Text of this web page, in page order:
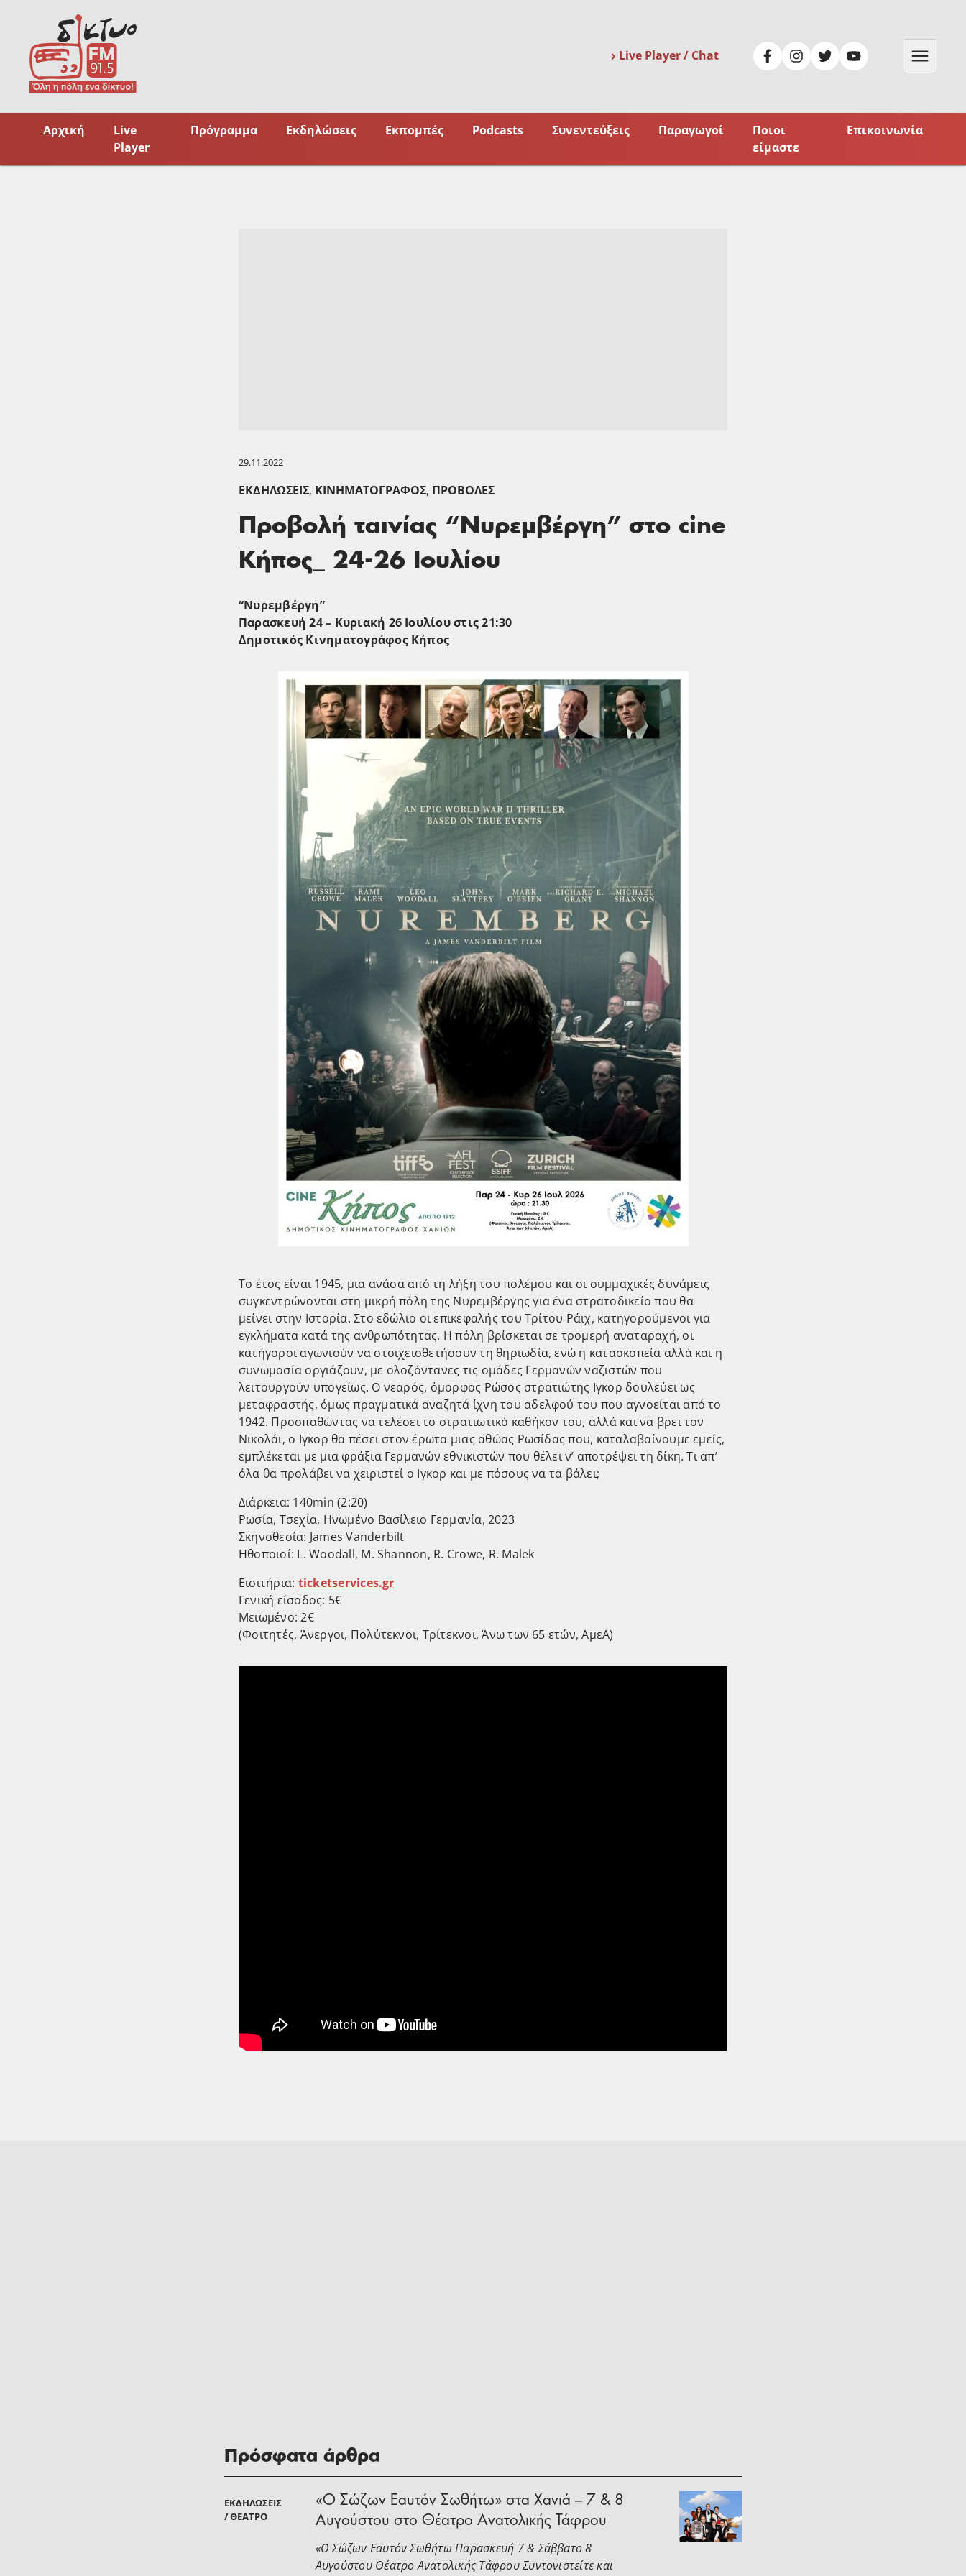
content
Live Player / Chat
Αρχική
Live
Player
Πρόγραμμα Εκδηλώσεις Εκπομπές Podcasts Συνεντεύξεις Παραγωγοί
Ποιοι
είμαστε
Επικοινωνία
29.11.2022
ΕΚΔΗΛΏΣΕΙΣ, ΚΙΝΗΜΑΤΟΓΡΆΦΟΣ, ΠΡΟΒΟΛΈΣ
Προβολή ταινίας “Νυρεμβέργη” στο cine
Κήπος_ 24-26 Ιουλίου
“Νυρεμβέργη”
Παρασκευή 24 – Κυριακή 26 Ιουλίου στις 21:30
Δημοτικός Κινηματογράφος Κήπος
Το έτος είναι 1945, μια ανάσα από τη λήξη του πολέμου και οι συμμαχικές δυνάμεις
συγκεντρώνονται στη μικρή πόλη της Νυρεμβέργης για ένα στρατοδικείο που θα
μείνει στην Ιστορία. Στο εδώλιο οι επικεφαλής του Τρίτου Ράιχ, κατηγορούμενοι για
εγκλήματα κατά της ανθρωπότητας. Η πόλη βρίσκεται σε τρομερή αναταραχή, οι
κατήγοροι αγωνιούν να στοιχειοθετήσουν τη θηριωδία, ενώ η κατασκοπεία αλλά και η
συνωμοσία οργιάζουν, με ολοζόντανες τις ομάδες Γερμανών ναζιστών που
λειτουργούν υπογείως. Ο νεαρός, όμορφος Ρώσος στρατιώτης Ιγκορ δουλεύει ως
μεταφραστής, όμως πραγματικά αναζητά ίχνη του αδελφού του που αγνοείται από το
1942. Προσπαθώντας να τελέσει το στρατιωτικό καθήκον του, αλλά και να βρει τον
Νικολάι, ο Ιγκορ θα πέσει στον έρωτα μιας αθώας Ρωσίδας που, καταλαβαίνουμε εμείς,
εμπλέκεται με μια φράξια Γερμανών εθνικιστών που θέλει ν’ αποτρέψει τη δίκη. Τι απ’
όλα θα προλάβει να χειριστεί ο Ιγκορ και με πόσους να τα βάλει;
Διάρκεια: 140min (2:20)
Ρωσία, Τσεχία, Ηνωμένο Βασίλειο Γερμανία, 2023
Σκηνοθεσία: James Vanderbilt
Ηθοποιοί: L. Woodall, M. Shannon, R. Crowe, R. Malek
Εισιτήρια: ticketservices.gr
Γενική είσοδος: 5€
Μειωμένο: 2€
(Φοιτητές, Άνεργοι, Πολύτεκνοι, Τρίτεκνοι, Άνω των 65 ετών, ΑμεΑ)
Πρόσφατα άρθρα
ΕΚΔΗΛΏΣΕΙΣ
/ ΘΈΑΤΡΟ
«Ο Σώζων Εαυτόν Σωθήτω» στα Χανιά – 7 & 8
Αυγούστου στο Θέατρο Ανατολικής Τάφρου
«Ο Σώζων Εαυτόν Σωθήτω Παρασκευή 7 & Σάββατο 8
Αυγούστου Θέατρο Ανατολικής Τάφρου Συντονιστείτε και